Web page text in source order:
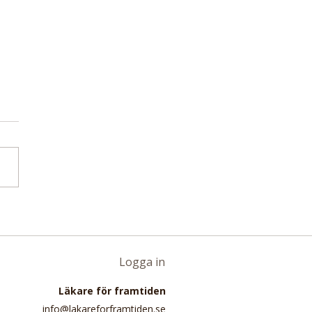
till ultraprocessadLogga in
Läkare för framtiden
info@lakareforframtiden.se